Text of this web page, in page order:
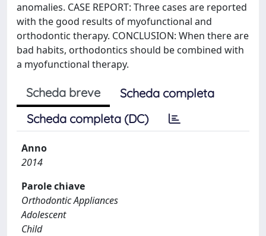
anomalies. CASE REPORT: Three cases are reported
with the good results of myofunctional and
orthodontic therapy. CONCLUSION: When there are
bad habits, orthodontics should be combined with
a myofunctional therapy.
Scheda breve
Scheda completa
Scheda completa (DC)
Anno
2014
Parole chiave
Orthodontic Appliances
Adolescent
Child